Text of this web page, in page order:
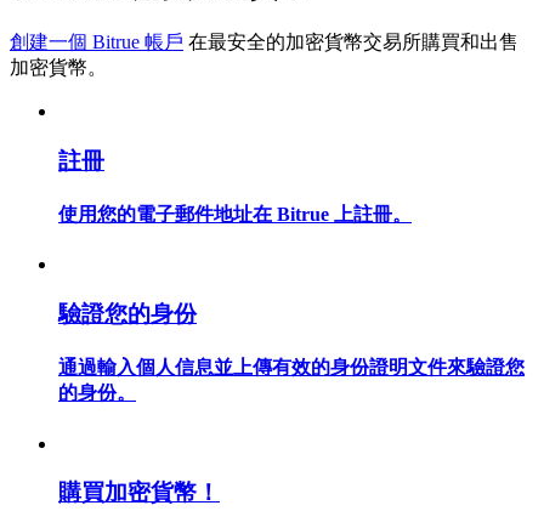
合約功能使用指南
交易策略
創建一個 Bitrue 帳戶 在最安全的加密貨幣交易所購買和出售
加密貨幣。
註冊
使用您的電子郵件地址在 Bitrue 上註冊。
驗證您的身份
通過輸入個人信息並上傳有效的身份證明文件來驗證您
的身份。
購買加密貨幣！